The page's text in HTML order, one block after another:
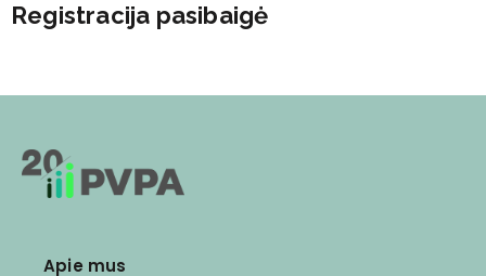
Registracija pasibaigė
Apie mus